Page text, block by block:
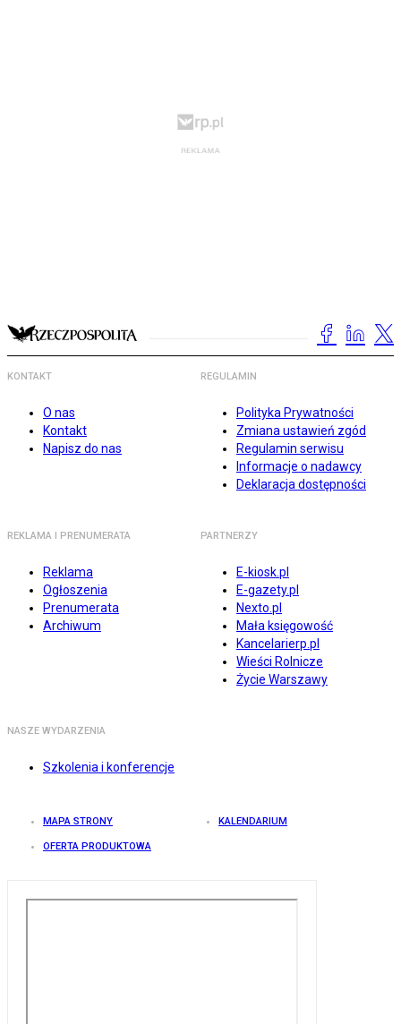
KONTAKT
O nas
Kontakt
Napisz do nas
REGULAMIN
Polityka Prywatności
Zmiana ustawień zgód
Regulamin serwisu
Informacje o nadawcy
Deklaracja dostępności
REKLAMA I PRENUMERATA
Reklama
Ogłoszenia
Prenumerata
Archiwum
PARTNERZY
E-kiosk.pl
E-gazety.pl
Nexto.pl
Mała księgowość
Kancelarierp.pl
Wieści Rolnicze
Życie Warszawy
NASZE WYDARZENIA
Szkolenia i konferencje
MAPA STRONY KALENDARIUM
OFERTA PRODUKTOWA